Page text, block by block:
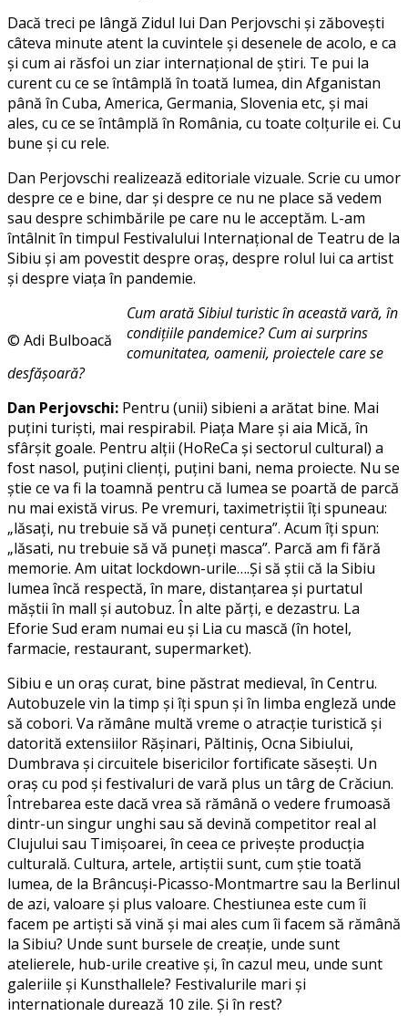
Dacă treci pe lângă Zidul lui Dan Perjovschi și zăbovești
câteva minute atent la cuvintele și desenele de acolo, e ca
și cum ai răsfoi un ziar internațional de știri. Te pui la
curent cu ce se întâmplă în toată lumea, din Afganistan
până în Cuba, America, Germania, Slovenia etc, și mai
ales, cu ce se întâmplă în România, cu toate colțurile ei. Cu
bune și cu rele.
Dan Perjovschi realizează editoriale vizuale. Scrie cu umor
despre ce e bine, dar și despre ce nu ne place să vedem
sau despre schimbările pe care nu le acceptăm. L-am
întâlnit în timpul Festivalului Internațional de Teatru de la
Sibiu și am povestit despre oraș, despre rolul lui ca artist
și despre viața în pandemie.
© Adi Bulboacă
Cum arată Sibiul turistic în această vară, în
condițiile pandemice? Cum ai surprins
comunitatea, oamenii, proiectele care se
desfășoară?
Dan Perjovschi: Pentru (unii) sibieni a arătat bine. Mai
puțini turiști, mai respirabil. Piața Mare și aia Mică, în
sfârșit goale. Pentru alții (HoReCa și sectorul cultural) a
fost nasol, puțini clienți, puțini bani, nema proiecte. Nu se
știe ce va fi la toamnă pentru că lumea se poartă de parcă
nu mai există virus. Pe vremuri, taximetriștii îți spuneau:
„lăsați, nu trebuie să vă puneți centura”. Acum îți spun:
„lăsati, nu trebuie să vă puneți masca”. Parcă am fi fără
memorie. Am uitat lockdown-urile….Și să știi că la Sibiu
lumea încă respectă, în mare, distanțarea și purtatul
măștii în mall și autobuz. În alte părți, e dezastru. La
Eforie Sud eram numai eu și Lia cu mască (în hotel,
farmacie, restaurant, supermarket).
Sibiu e un oraș curat, bine păstrat medieval, în Centru.
Autobuzele vin la timp și îți spun și în limba engleză unde
să cobori. Va rămâne multă vreme o atracție turistică și
datorită extensiilor Rășinari, Păltiniș, Ocna Sibiului,
Dumbrava și circuitele bisericilor fortificate săsești. Un
oraș cu pod și festivaluri de vară plus un târg de Crăciun.
Întrebarea este dacă vrea să rămână o vedere frumoasă
dintr-un singur unghi sau să devină competitor real al
Clujului sau Timișoarei, în ceea ce privește producția
culturală. Cultura, artele, artiștii sunt, cum știe toată
lumea, de la Brâncuși-Picasso-Montmartre sau la Berlinul
de azi, valoare și plus valoare. Chestiunea este cum îi
facem pe artiști să vină și mai ales cum îi facem să rămână
la Sibiu? Unde sunt bursele de creație, unde sunt
atelierele, hub-urile creative și, în cazul meu, unde sunt
galeriile și Kunsthallele? Festivalurile mari și
internationale durează 10 zile. Și în rest?